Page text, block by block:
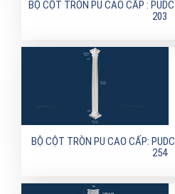
BỘ CỘT TRÒN PU CAO CẤP :
203
BỘ CỘT TRÒN PU CAO CẤP:
254